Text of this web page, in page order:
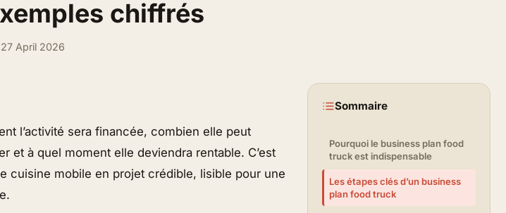
chiffrés
27 April 2026
l’activité sera financée, combien elle peut
et à quel moment elle deviendra rentable. C’est
cuisine mobile en projet crédible, lisible pour une
Sommaire
Pourquoi le business plan food
truck est indispensable
Les étapes clés d’un business
plan food truck